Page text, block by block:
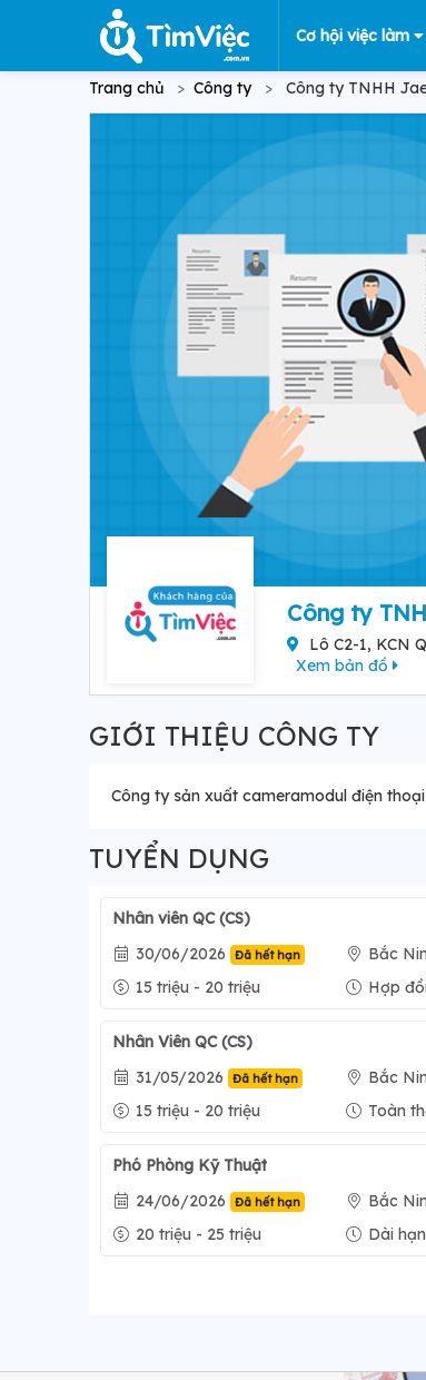
Cơ hội việc làm
Trang chủ Công ty Công ty TNHH
Công ty
Lô C2-1, KCN
Xem bản đồ
GIỚI THIỆU CÔNG TY
Công ty sản xuất cameramodul điện thoại
TUYỂN DỤNG
Nhân viên QC (CS)
30/06/2026
Đã hết hạn
Bắc
15 triệu - 20 triệu
Hợp
Nhân Viên QC (CS)
31/05/2026
Đã hết hạn
Bắc
15 triệu - 20 triệu
Toàn
Phó Phòng Kỹ Thuật
24/06/2026
Đã hết hạn
Bắc
20 triệu - 25 triệu
Dài hạn